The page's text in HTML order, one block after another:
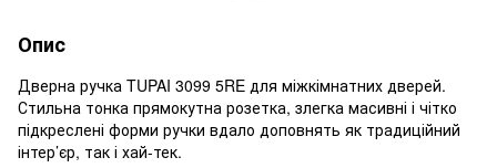
Опис
Дверна ручка TUPAI 3099 5RE для міжкімнатних дверей.
Стильна тонка прямокутна розетка, злегка масивні і чітко
підкреслені форми ручки вдало доповнять як традиційний
інтер’єр, так і хай-тек.